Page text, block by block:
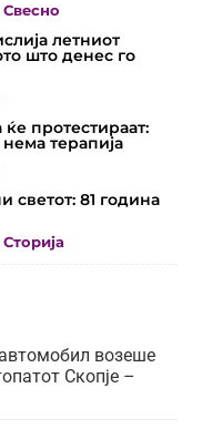
Свесно
летниот
што денес го
протестираат:
терапија
светот: 81 година
Сторија
возеше
Скопје –